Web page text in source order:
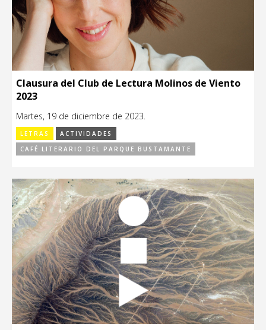
Clausura del Club de Lectura Molinos de Viento
2023
Martes, 19 de diciembre de 2023.
LETRAS
ACTIVIDADES
CAFÉ LITERARIO DEL PARQUE BUSTAMANTE